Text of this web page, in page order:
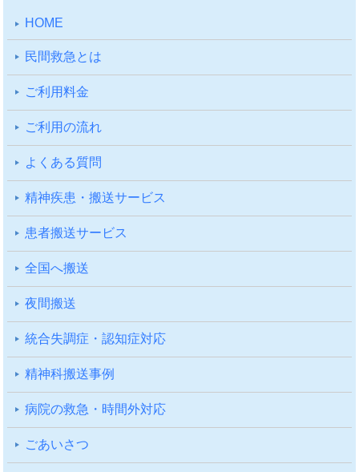
HOME
⺠間救急とは
ご利⽤料⾦
ご利⽤の流れ
よくある質問
精神疾患・搬送サービス
患者搬送サービス
全国へ搬送
夜間搬送
統合失調症・認知症対応
精神科搬送事例
病院の救急・時間外対応
ごあいさつ